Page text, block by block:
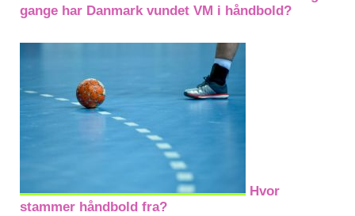
gange har Danmark vundet VM i håndbold?
Hvor
stammer håndbold fra?